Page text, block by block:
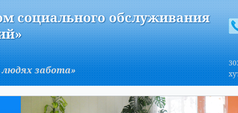
социального обслуживания
забота»